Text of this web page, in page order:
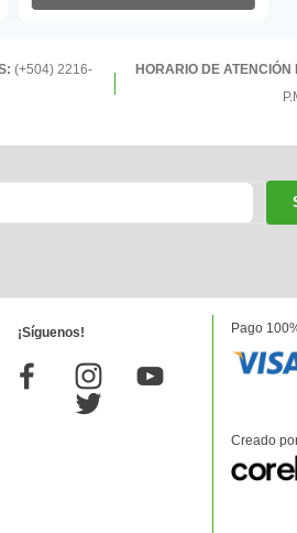
(+504) 2216-
HORARIO DE ATENCIÓN
¡Síguenos! Pago
Creado